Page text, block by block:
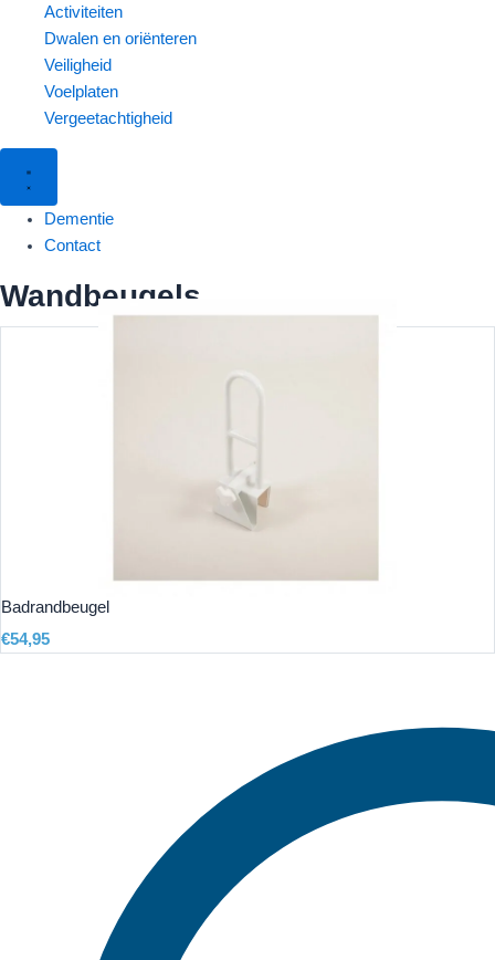
Activiteiten
Dwalen en oriënteren
Veiligheid
Voelplaten
Vergeetachtigheid
Dementie
Contact
Wandbeugels
Badrandbeugel
€54,95